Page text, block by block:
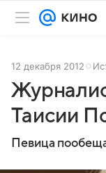
12 декабря 2012
Таисии
Певица